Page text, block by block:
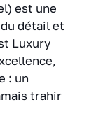
est une
détail et
Luxury
: un
trahir